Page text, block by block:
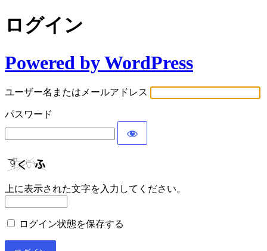
ログイン
Powered by WordPress
ユーザー名またはメールアドレス
パスワード
上に表示された文字を入力してください。
ログイン状態を保存する